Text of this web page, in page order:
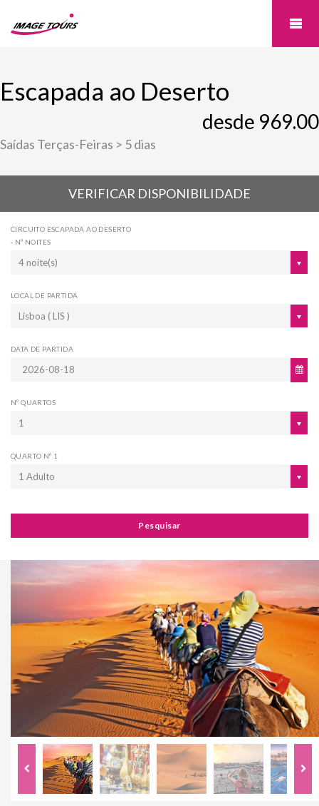
Escapada ao Deserto
desde 969.00
Saídas Terças-Feiras > 5 dias
VERIFICAR DISPONIBILIDADE
CIRCUITO ESCAPADA AO DESERTO
- Nº NOITES
4 noite(s)
LOCAL DE PARTIDA
Lisboa ( LIS )
DATA DE PARTIDA
Nº QUARTOS
1
QUARTO Nº 1
1 Adulto
Pesquisar